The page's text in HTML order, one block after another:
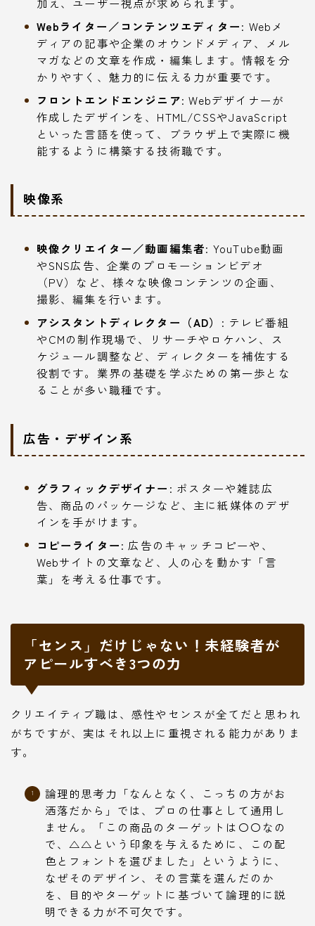
Webライター／コンテンツエディター: Webメ
ディアの記事や企業のオウンドメディア、メル
マガなどの文章を作成・編集します。情報を分
かりやすく、魅力的に伝える力が重要です。
フロントエンドエンジニア: Webデザイナーが
作成したデザインを、HTML/CSSやJavaScript
といった言語を使って、ブラウザ上で実際に機
能するように構築する技術職です。
映像系
映像クリエイター／動画編集者: YouTube動画
やSNS広告、企業のプロモーションビデオ
（PV）など、様々な映像コンテンツの企画、
撮影、編集を行います。
アシスタントディレクター（AD） : テレビ番組
やCMの制作現場で、リサーチやロケハン、ス
ケジュール調整など、ディレクターを補佐する
役割です。業界の基礎を学ぶための第一歩とな
ることが多い職種です。
広告・デザイン系
グラフィックデザイナー : ポスターや雑誌広
告、商品のパッケージなど、主に紙媒体のデザ
インを手がけます。
コピーライター: 広告のキャッチコピーや、
Webサイトの文章など、人の心を動かす「言
葉」を考える仕事です。
「センス」だけじゃない！未経験者が
アピールすべき3つの力
クリエイティブ職は、感性やセンスが全てだと思われ
がちですが、実はそれ以上に重視される能力がありま
す。
論理的思考力「なんとなく、こっちの方がお
洒落だから」では、プロの仕事として通用し
ません。「この商品のターゲットは〇〇なの
で、△△という印象を与えるために、この配
色とフォントを選びました」というように、
なぜそのデザイン、その言葉を選んだのか
を、目的やターゲットに基づいて論理的に説
明できる力が不可欠です。